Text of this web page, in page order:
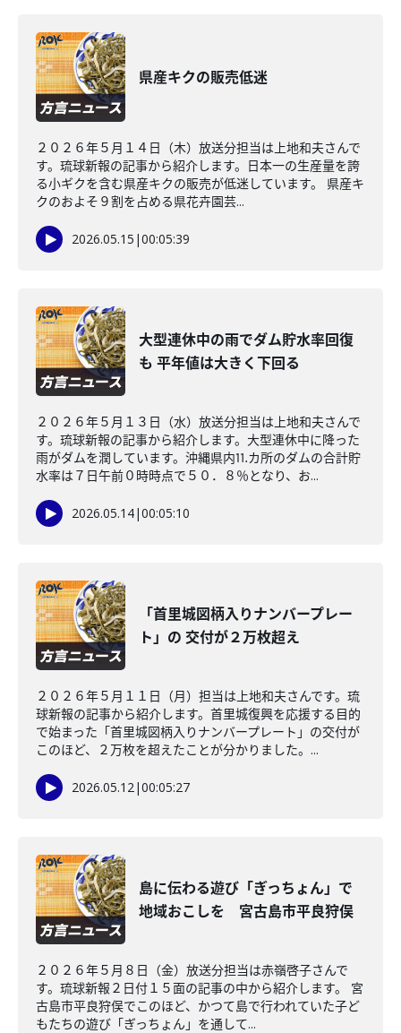
県産キクの販売低迷
２０２６年５月１４日（木）放送分担当は上地和夫さんで
す。琉球新報の記事から紹介します。日本一の生産量を誇
る小ギクを含む県産キクの販売が低迷しています。 県産キ
クのおよそ９割を占める県花卉園芸...
2026.05.15 |00:05:39
大型連休中の雨でダム貯水率回復
も 平年値は大きく下回る
２０２６年５月１３日（水）放送分担当は上地和夫さんで
す。琉球新報の記事から紹介します。大型連休中に降った
雨がダムを潤しています。沖縄県内⒒カ所のダムの合計貯
水率は７日午前０時時点で５０．８％となり、お...
2026.05.14|00:05:10
「首里城図柄入りナンバープレー
ト」の 交付が２万枚超え
２０２６年５月１１日（月）担当は上地和夫さんです。琉
球新報の記事から紹介します。首里城復興を応援する目的
で始まった「首里城図柄入りナンバープレート」の交付が
このほど、２万枚を超えたことが分かりました。...
2026.05.12|00:05:27
島に伝わる遊び「ぎっちょん」で
地域おこしを 宮古島市平良狩俣
２０２６年５月８日（金）放送分担当は赤嶺啓子さんで
す。琉球新報２日付１５面の記事の中から紹介します。 宮
古島市平良狩俣でこのほど、かつて島で行われていた子ど
もたちの遊び「ぎっちょん」を通して...